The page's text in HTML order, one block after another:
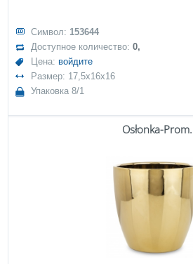
Символ: 153644
Доступное количество:0,
Цена: войдите
Размер: 17,5x16x16
Упаковка 8/1
Osłonka-Prom.